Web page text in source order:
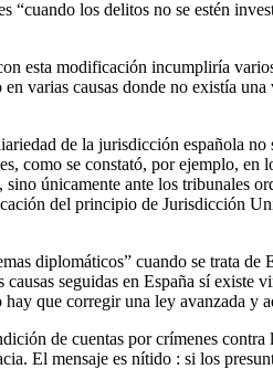
los delitos no se estén
esta modificación incumpliría
varias causas donde no existía
de la jurisdicción española
como se constató, por ejemplo,
únicamente ante los tribunales
del principio de Jurisdicción
diplomáticos” cuando se trata
seguidas en España sí
que corregir una ley avanzada y
de cuentas por crímenes
El mensaje es nítido : si los